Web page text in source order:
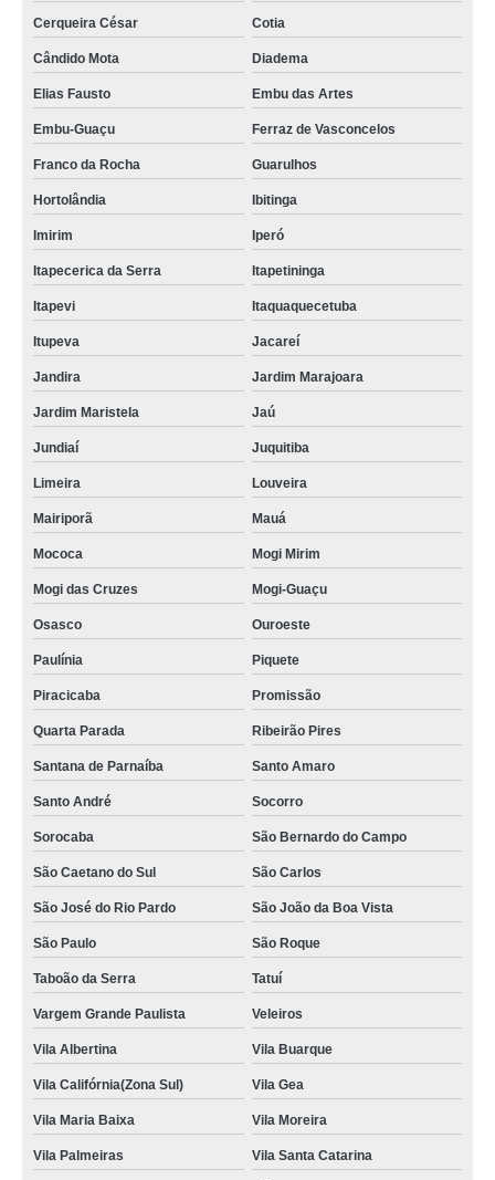
Cerqueira César Cotia
Cândido Mota Diadema
Elias Fausto Embu das Artes
Embu-Guaçu Ferraz de Vasconcelos
Franco da Rocha Guarulhos
Hortolândia Ibitinga
Imirim Iperó
Itapecerica da Serra Itapetininga
Itapevi Itaquaquecetuba
Itupeva Jacareí
Jandira Jardim Marajoara
Jardim Maristela Jaú
Jundiaí Juquitiba
Limeira Louveira
Mairiporã Mauá
Mococa Mogi Mirim
Mogi das Cruzes Mogi-Guaçu
Osasco Ouroeste
Paulínia Piquete
Piracicaba Promissão
Quarta Parada Ribeirão Pires
Santana de Parnaíba Santo Amaro
Santo André Socorro
Sorocaba São Bernardo do Campo
São Caetano do Sul São Carlos
São José do Rio Pardo São João da Boa Vista
São Paulo São Roque
Taboão da Serra Tatuí
Vargem Grande Paulista Veleiros
Vila Albertina Vila Buarque
Vila Califórnia(Zona Sul) Vila Gea
Vila Maria Baixa Vila Moreira
Vila Palmeiras Vila Santa Catarina